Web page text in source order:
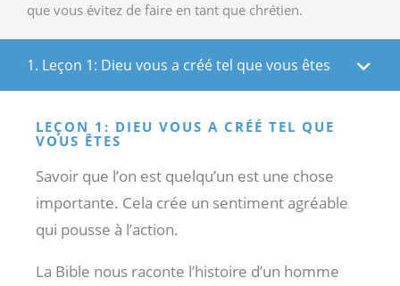
que vous évitez de faire en tant que chrétien.
1. Leçon 1: Dieu vous a créé tel que vous êtes
LEÇON 1: DIEU VOUS A CRÉÉ TEL QUE
VOUS ÊTES
Savoir que l’on est quelqu’un est une chose
importante. Cela crée un sentiment agréable
qui pousse à l’action.
La Bible nous raconte l’histoire d’un homme